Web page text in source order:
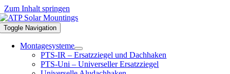
Zum Inhalt springen
Toggle Navigation
Montagesysteme
PTS-IR – Ersatzziegel und Dachhaken
PTS-Uni – Universeller Ersatzziegel